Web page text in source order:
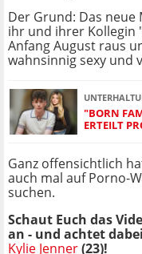
Der Grund: Das neue
ihr und ihrer Kollegin
Anfang August raus
wahnsinnig sexy und
"BORN
ERTEILT
Ganz offensichtlich
auch mal auf Porno-
suchen.
Schaut Euch das
an - und achtet
Kylie Jenner(23)!